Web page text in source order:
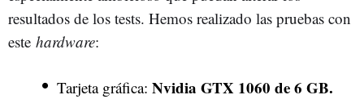
resultados de los tests. Hemos realizado las pruebas con
este hardware:
Tarjeta gráfica: Nvidia GTX 1060 de 6 GB.